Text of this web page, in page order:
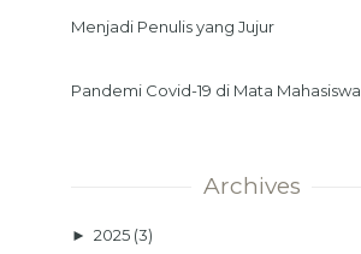
Menjadi Penulis yang Jujur
Pandemi Covid-19 di Mata Mahasiswa
Archives
► 2025 (3)